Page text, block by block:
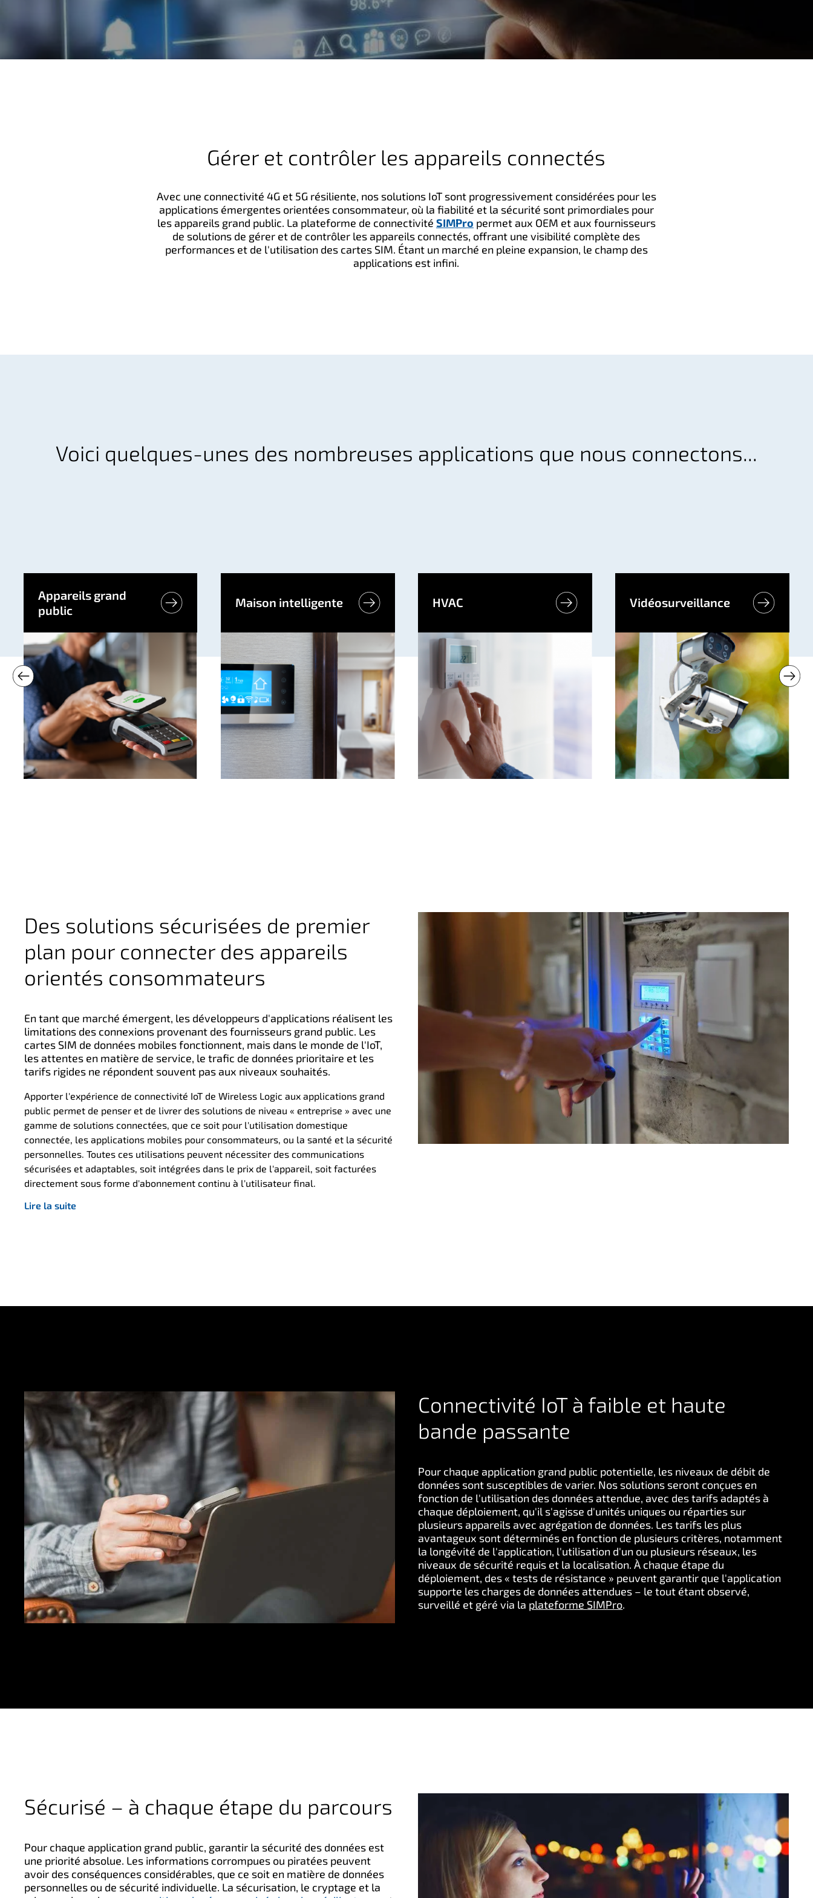
p
Gérer et contrôler les appareils connectés
Avec une connectivité 4G et 5G résiliente, nos solutions IoT sont progressivement considérées pour les
applications émergentes orientées consommateur, où la fiabilité et la sécurité sont primordiales pour
les appareils grand public. La plateforme de connectivité SIMPro permet aux OEM et aux fournisseurs
de solutions de gérer et de contrôler les appareils connectés, offrant une visibilité complète des
performances et de l'utilisation des cartes SIM. Étant un marché en pleine expansion, le champ des
applications est infini.
Voici quelques-unes des nombreuses applications que nous connectons...
Appareils grand
public
Maison intelligente HVAC Vidéosurveillance
Lire la suite
Des solutions sécurisées de premier
plan pour connecter des appareils
orientés consommateurs
En tant que marché émergent, les développeurs d'applications réalisent les
limitations des connexions provenant des fournisseurs grand public. Les
cartes SIM de données mobiles fonctionnent, mais dans le monde de l'IoT,
les attentes en matière de service, le trafic de données prioritaire et les
tarifs rigides ne répondent souvent pas aux niveaux souhaités.
Apporter l'expérience de connectivité IoT de Wireless Logic aux applications grand
public permet de penser et de livrer des solutions de niveau « entreprise » avec une
gamme de solutions connectées, que ce soit pour l'utilisation domestique
connectée, les applications mobiles pour consommateurs, ou la santé et la sécurité
personnelles. Toutes ces utilisations peuvent nécessiter des communications
sécurisées et adaptables, soit intégrées dans le prix de l'appareil, soit facturées
directement sous forme d'abonnement continu à l'utilisateur final.
Lire la suite
Connectivité IoT à faible et haute
bande passante
Pour chaque application grand public potentielle, les niveaux de débit de
données sont susceptibles de varier. Nos solutions seront conçues en
fonction de l'utilisation des données attendue, avec des tarifs adaptés à
chaque déploiement, qu'il s'agisse d'unités uniques ou réparties sur
plusieurs appareils avec agrégation de données. Les tarifs les plus
avantageux sont déterminés en fonction de plusieurs critères, notamment
la longévité de l'application, l'utilisation d'un ou plusieurs réseaux, les
niveaux de sécurité requis et la localisation. À chaque étape du
déploiement, des « tests de résistance » peuvent garantir que l'application
supporte les charges de données attendues – le tout étant observé,
surveillé et géré via la plateforme SIMPro.
Sécurisé – à chaque étape du parcours
Pour chaque application grand public, garantir la sécurité des données est
une priorité absolue. Les informations corrompues ou piratées peuvent
avoir des conséquences considérables, que ce soit en matière de données
personnelles ou de sécurité individuelle. La sécurisation, le cryptage et la